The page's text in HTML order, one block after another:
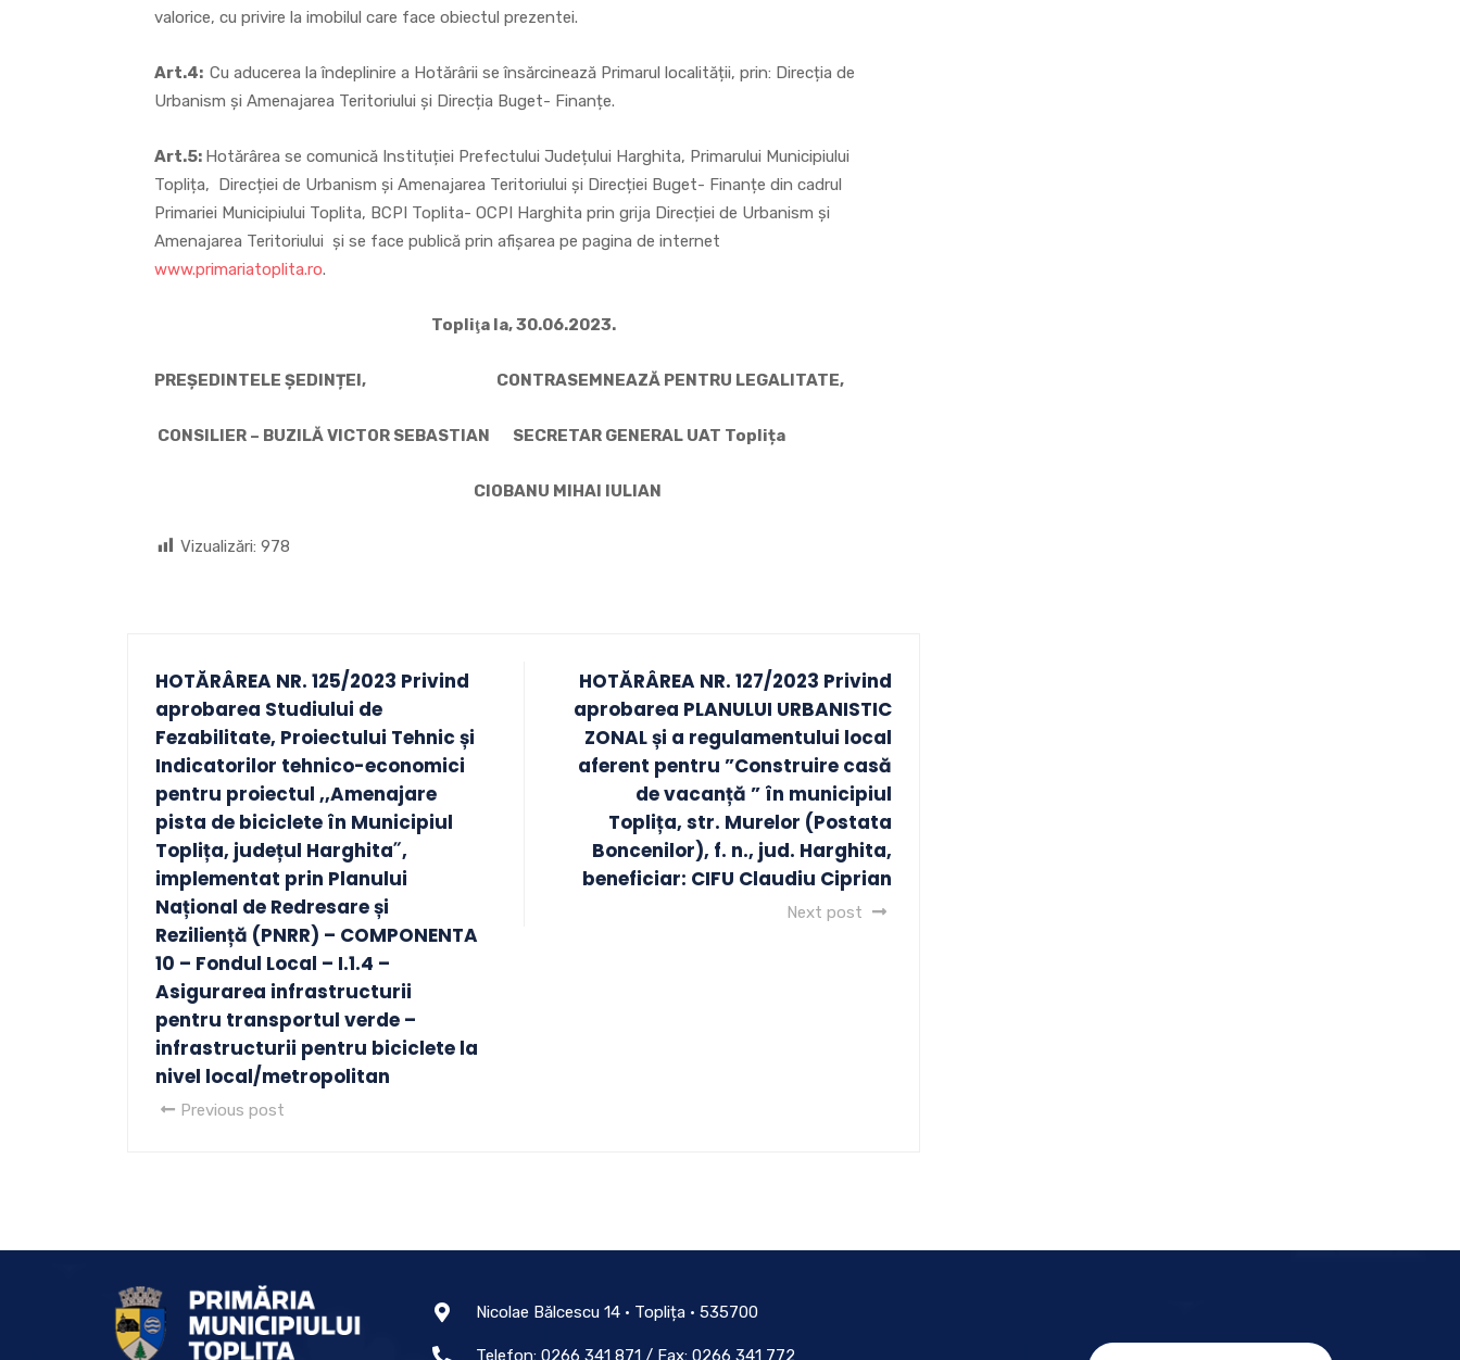
valorice, cu privire la imobilul care face obiectul prezentei.
Art.4: Cu aducerea la îndeplinire a Hotărârii se însărcinează Primarul localității, prin: Direcția de
Urbanism și Amenajarea Teritoriului și Direcția Buget- Finanțe.
Art.5: Hotărârea se comunică Instituției Prefectului Județului Harghita, Primarului Municipiului
Toplița, Direcției de Urbanism și Amenajarea Teritoriului și Direcției Buget- Finanțe din cadrul
Primariei Municipiului Toplita, BCPI Toplita- OCPI Harghita prin grija Direcției de Urbanism și
Amenajarea Teritoriului și se face publică prin afișarea pe pagina de internet
www.primariatoplita.ro.
Topliţa la, 30.06.2023.
PREȘEDINTELE ȘEDINȚEI, CONTRASEMNEAZĂ PENTRU LEGALITATE,
CONSILIER – BUZILĂ VICTOR SEBASTIAN SECRETAR GENERAL UAT Toplița
CIOBANU MIHAI IULIAN
Vizualizări: 978
HOTĂRÂREA NR. 125/2023 Privind
aprobarea Studiului de
Fezabilitate, Proiectului Tehnic și
Indicatorilor tehnico-economici
pentru proiectul ,,Amenajare
pista de biciclete în Municipiul
Toplița, județul Harghita˝,
implementat prin Planului
Național de Redresare și
Reziliență (PNRR) – COMPONENTA
10 – Fondul Local – I.1.4 –
Asigurarea infrastructurii
pentru transportul verde –
infrastructurii pentru biciclete la
nivel local/metropolitan
Previous post
HOTĂRÂREA NR. 127/2023 Privind
aprobarea PLANULUI URBANISTIC
ZONAL și a regulamentului local
aferent pentru ”Construire casă
de vacanță ” în municipiul
Toplița, str. Murelor (Postata
Boncenilor), f. n., jud. Harghita,
beneficiar: CIFU Claudiu Ciprian
Next post
Nicolae Bălcescu 14 • Toplița • 535700
Telefon: 0266 341 871 / Fax: 0266 341 772